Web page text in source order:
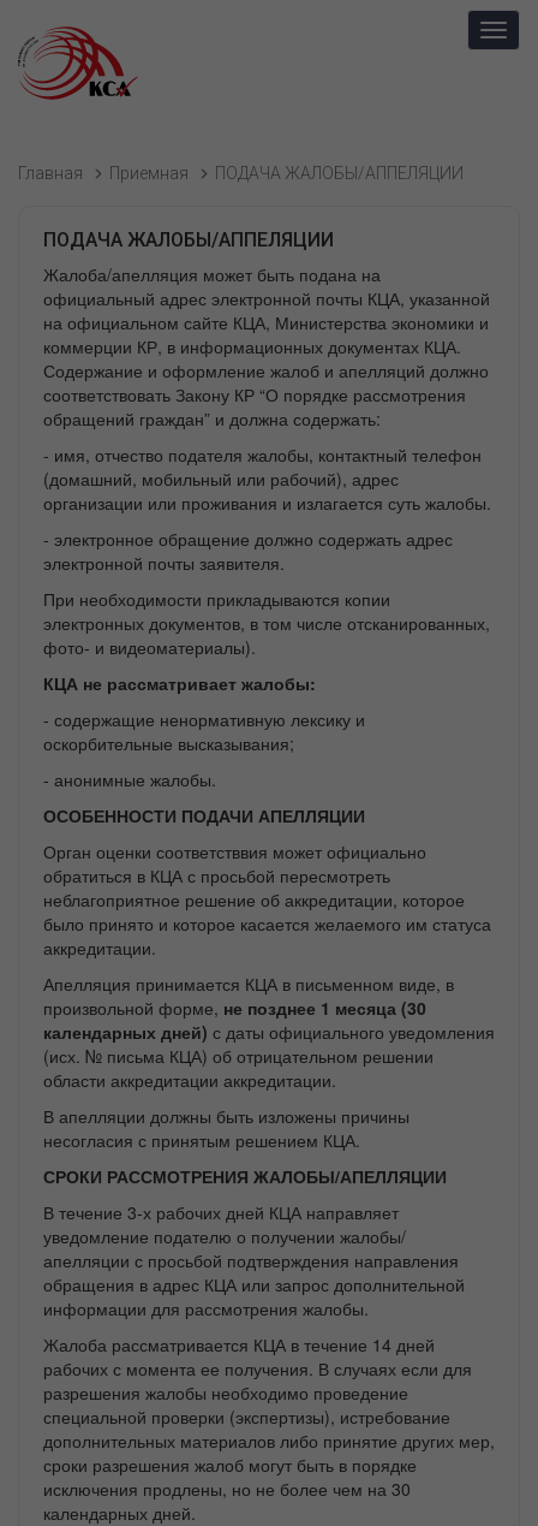
Главная Приемная ПОДАЧА ЖАЛОБЫ/АППЕЛЯЦИИ
ПОДАЧА ЖАЛОБЫ/АППЕЛЯЦИИ
Жалоба/апелляция может быть подана на
официальный адрес электронной почты КЦА, указанной
на официальном сайте КЦА, Министерства экономики и
коммерции КР, в информационных документах КЦА.
Содержание и оформление жалоб и апелляций должно
соответствовать Закону КР “О порядке рассмотрения
обращений граждан” и должна содержать:
- имя, отчество подателя жалобы, контактный телефон
(домашний, мобильный или рабочий), адрес
организации или проживания и излагается суть жалобы.
- электронное обращение должно содержать адрес
электронной почты заявителя.
При необходимости прикладываются копии
электронных документов, в том числе отсканированных,
фото- и видеоматериалы).
КЦА не рассматривает жалобы:
- содержащие ненормативную лексику и
оскорбительные высказывания;
- анонимные жалобы.
ОСОБЕННОСТИ ПОДАЧИ АПЕЛЛЯЦИИ
Орган оценки соответстввия может официально
обратиться в КЦА с просьбой пересмотреть
неблагоприятное решение об аккредитации, которое
было принято и которое касается желаемого им статуса
аккредитации.
Апелляция принимается КЦА в письменном виде, в
произвольной форме, не позднее 1 месяца (30
календарных дней) с даты официального уведомления
(исх. № письма КЦА) об отрицательном решении
области аккредитации аккредитации.
В апелляции должны быть изложены причины
несогласия с принятым решением КЦА.
СРОКИ РАССМОТРЕНИЯ ЖАЛОБЫ/АПЕЛЛЯЦИИ
В течение 3-х рабочих дней КЦА направляет
уведомление подателю о получении жалобы/
апелляции с просьбой подтверждения направления
обращения в адрес КЦА или запрос дополнительной
информации для рассмотрения жалобы.
Жалоба рассматривается КЦА в течение 14 дней
рабочих с момента ее получения. В случаях если для
разрешения жалобы необходимо проведение
специальной проверки (экспертизы), истребование
дополнительных материалов либо принятие других мер,
сроки разрешения жалоб могут быть в порядке
исключения продлены, но не более чем на 30
календарных дней.